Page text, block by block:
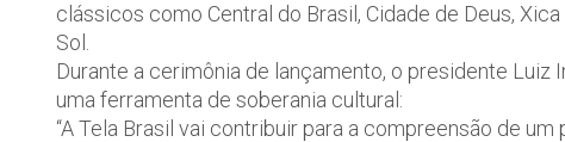
clássicos como Central do Brasil, Cidade de Deus,
Sol.
Durante a cerimônia de lançamento, o presidente
uma ferramenta de soberania cultural:
“A Tela Brasil vai contribuir para a compreensão de